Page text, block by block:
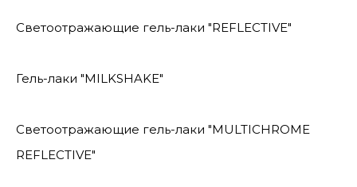
Светоотражающие гель-лаки "REFLECTIVE"
Гель-лаки "MILKSHAKE"
Светоотражающие гель-лаки "MULTICHROME
REFLECTIVE"